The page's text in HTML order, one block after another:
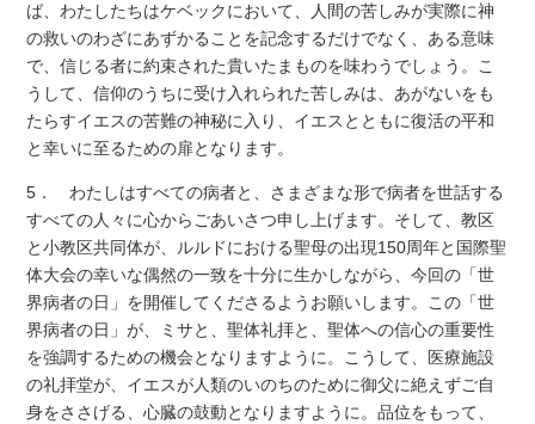
ば、わたしたちはケベックにおいて、人間の苦しみが実際に神
の救いのわざにあずかることを記念するだけでなく、ある意味
で、信じる者に約束された貴いたまものを味わうでしょう。こ
うして、信仰のうちに受け入れられた苦しみは、あがないをも
たらすイエスの苦難の神秘に入り、イエスとともに復活の平和
と幸いに至るための扉となります。
5． わたしはすべての病者と、さまざまな形で病者を世話する
すべての人々に心からごあいさつ申し上げます。そして、教区
と小教区共同体が、ルルドにおける聖母の出現150周年と国際聖
体大会の幸いな偶然の一致を十分に生かしながら、今回の「世
界病者の日」を開催してくださるようお願いします。この「世
界病者の日」が、ミサと、聖体礼拝と、聖体への信心の重要性
を強調するための機会となりますように。こうして、医療施設
の礼拝堂が、イエスが人類のいのちのために御父に絶えずご自
身をささげる、心臓の鼓動となりますように。品位をもって、